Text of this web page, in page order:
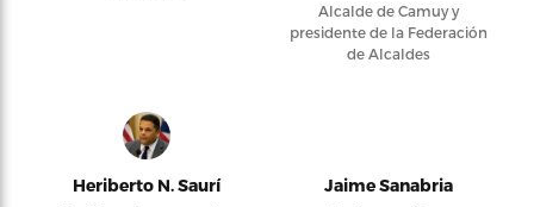
Alcalde de Camuy y
presidente de la Federación
de Alcaldes
Heriberto N. Saurí Jaime Sanabria